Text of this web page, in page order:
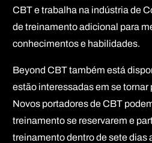
CBT e trabalha na indústria de
de treinamento adicional para
conhecimentos e habilidades.
Beyond CBT também está
estão interessadas em se tornar
Novos portadores de CBT
treinamento se reservarem e
treinamento dentro de sete dias